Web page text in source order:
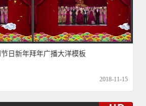
日新年拜年广播大洋模板
2018-11-15